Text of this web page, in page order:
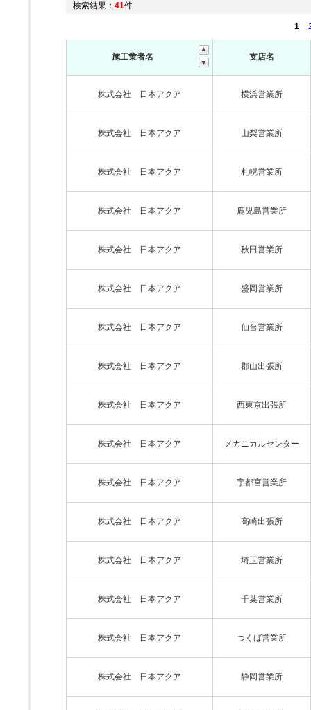
検索結果： 41件
1
施工業者名 支店名
株式会社 日本アクア 横浜営業所
株式会社 日本アクア 山梨営業所
株式会社 日本アクア 札幌営業所
株式会社 日本アクア 鹿児島営業所
株式会社 日本アクア 秋田営業所
株式会社 日本アクア 盛岡営業所
株式会社 日本アクア 仙台営業所
株式会社 日本アクア 郡山出張所
株式会社 日本アクア 西東京出張所
株式会社 日本アクア メカニカルセンター
株式会社 日本アクア 宇都宮営業所
株式会社 日本アクア 高崎出張所
株式会社 日本アクア 埼玉営業所
株式会社 日本アクア 千葉営業所
株式会社 日本アクア つくば営業所
株式会社 日本アクア 静岡営業所